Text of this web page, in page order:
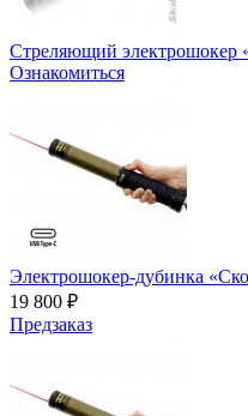
Стреляющий электрошокер
Ознакомиться
Электрошокер-дубинка
19 800 ₽
Предзаказ